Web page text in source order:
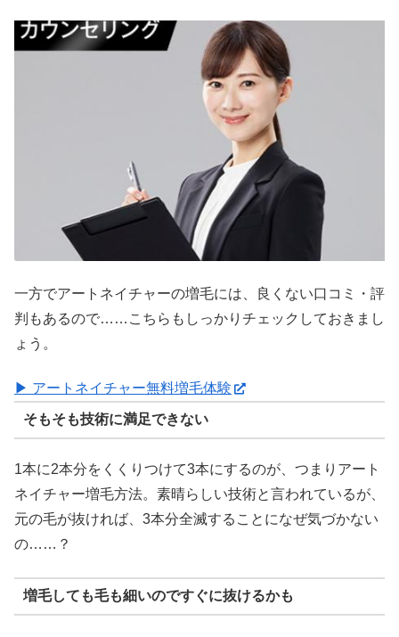
一方でアートネイチャーの増毛には、良くない口コミ・評
判もあるので……こちらもしっかりチェックしておきまし
ょう。
▶ アートネイチャー無料増毛体験
そもそも技術に満足できない
1本に2本分をくくりつけて3本にするのが、つまりアート
ネイチャー増毛方法。素晴らしい技術と言われているが、
元の毛が抜ければ、3本分全滅することになぜ気づかない
の……？
増毛しても毛も細いのですぐに抜けるかも